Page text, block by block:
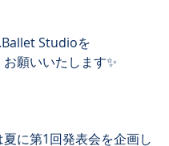
Studioを
願いいたします✨
に第1回発表会を企画し